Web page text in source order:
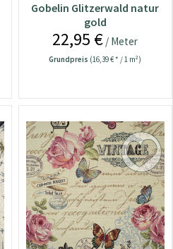
Gobelin Glitzerwald natur
gold
22,95 € / Meter
Grundpreis (16,39 € * / 1 m²)